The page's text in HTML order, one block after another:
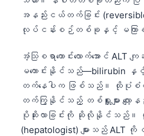
အနည်းငယ်တက်ခြင်း
လုပ်ငန်းစဉ်တစ်ခုနှင့် မကြ
အံ့သြစရာကောင်းလောက်အောင် ALT
မကောင်းနိုင်သည်—bilirubin နှ
တက်နေပါက ဖြစ်သည်။ ထိုပုံ
တက်ကြွနိုင်သည့် တစ်ရှူးများ လျော့
ပိုဆိုးလာခြင်းကို ဆိုလိုနိုင်သည်။ ထို့
(hepatologist) များသည်